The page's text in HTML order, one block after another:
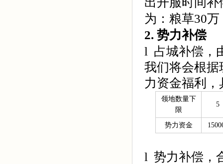
为：粮草30
2. 势力补偿
l 占城补偿，
我们将会根
力资金福利
领地数量下
限
5
势力资金
l 势力补偿，